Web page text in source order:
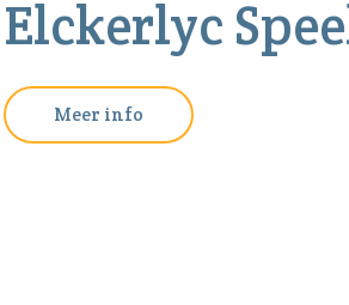
Elckerlyc
Meer info